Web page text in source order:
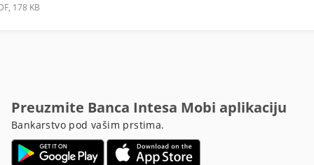
178 KB
Preuzmite Banca Intesa Mobi aplikaciju
Bankarstvo pod vašim prstima.